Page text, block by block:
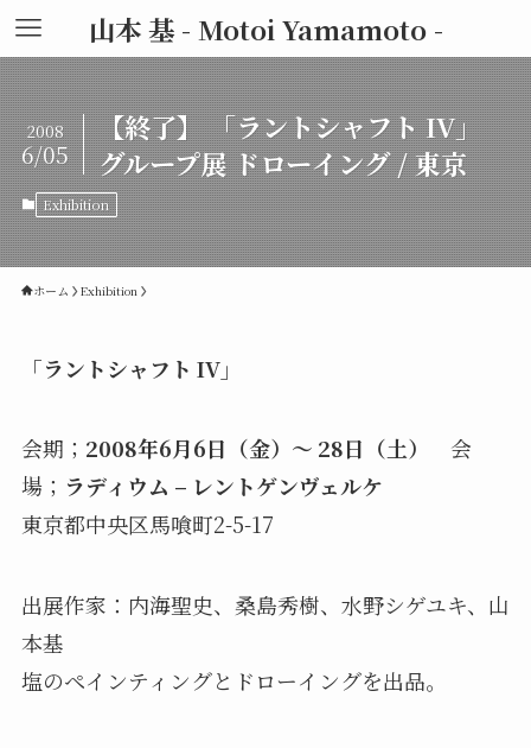
山本 基 - Motoi Yamamoto -
【終了】 「ラントシャフト IV」
グループ展 ドローイング / 東京
2008
6/05
Exhibition
ホーム Exhibition
「ラントシャフト IV」
会期； 2008年6月6日（金）～ 28日（土）
会
場； ラディウム – レントゲンヴェルケ
東京都中央区馬喰町2-5-17
出展作家：内海聖史、桑島秀樹、水野シゲユキ、山
本基
塩のペインティングとドローイングを出品。